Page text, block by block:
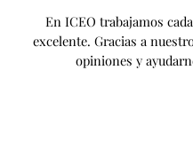
En ICEO trabajamos
excelente. Gracias a
opiniones y